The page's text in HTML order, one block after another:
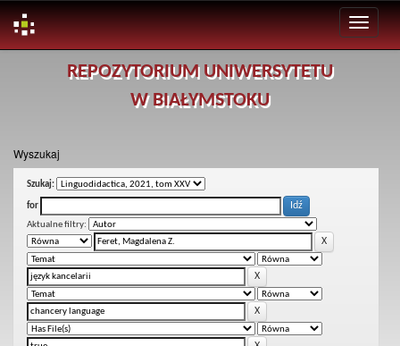
REPOZYTORIUM UNIWERSYTETU
W BIAŁYMSTOKU
Wyszukaj
Szukaj:
for
Aktualne filtry: